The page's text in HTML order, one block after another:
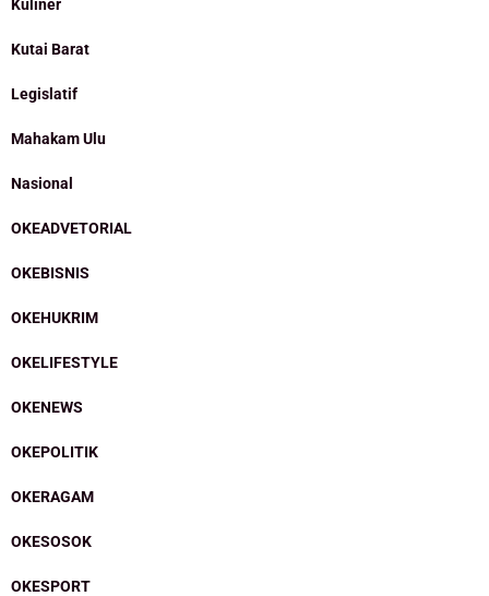
Kuliner
Kutai Barat
Legislatif
Mahakam Ulu
Nasional
OKEADVETORIAL
OKEBISNIS
OKEHUKRIM
OKELIFESTYLE
OKENEWS
OKEPOLITIK
OKERAGAM
OKESOSOK
OKESPORT